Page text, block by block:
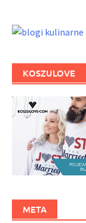
KOSZULOVE
META